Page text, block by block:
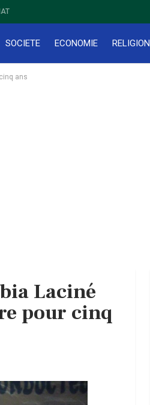
SOCIETE ECONOMIE RELIGION
ans
Laciné
pour cinq